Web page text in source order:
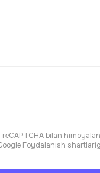
bilan
Foydalanish